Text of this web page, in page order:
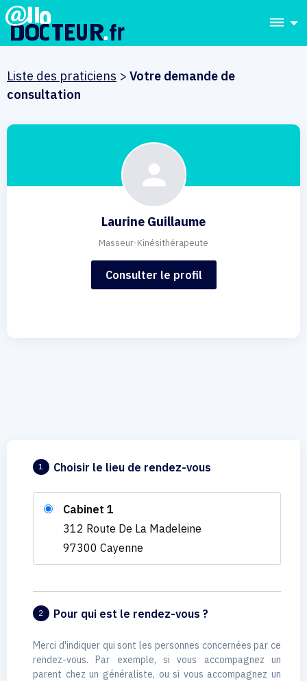
dehaze
Liste des praticiens > Votre demande de
consultation
Laurine Guillaume
Masseur-Kinésithérapeute
Consulter le profil
1 Choisir le lieu de rendez-vous
Cabinet 1
312 Route De La Madeleine
97300 Cayenne
2 Pour qui est le rendez-vous ?
Merci d'indiquer qui sont les personnes concernées par ce
rendez-vous. Par exemple, si vous accompagnez un
parent chez un généraliste, ou si vous accompagnez un